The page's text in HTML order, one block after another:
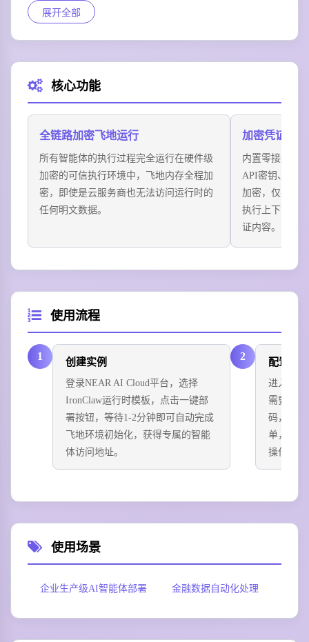
件收发、日程管理、密码填充等操作，本地隐私数据全
同客户的敏感数据完全物理隔离，单Agent崩溃不会泄露
任何其他用户的加密信息，满足等保三级合规要求。
开发者部署IronClaw托管代码审计智能体，自动扫描企
业私有Git仓库中的代码漏洞，代码库的敏感核心逻辑不
会被调用的大模型留存，从根源避免知识产权泄露。
展开全部
核心功能
全链路加密飞地运行
所有智能体的执行过程完全运行在硬件级
加密的可信执行环境中，飞地内存全程加
密，即使是云服务商也无法访问运行时的
任何明文数据。
加密凭证保
内置零接触加
API密钥、账
加密，仅在执
执行上下文，
证内容。
使用流程
1 创建实例
登录NEAR AI Cloud平台，选择
IronClaw运行时模板，点击一键部
署按钮，等待1-2分钟即可自动完成
飞地环境初始化，获得专属的智能
体访问地址。
2 配置凭
进入加
需要用
码，同
单，明
操作场景
使用场景
企业生产级AI智能体部署 金融数据自动化处理